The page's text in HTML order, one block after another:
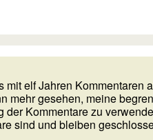
mit elf Jahren Kommentaren
mehr gesehen, meine
der Kommentare zu
sind und bleiben